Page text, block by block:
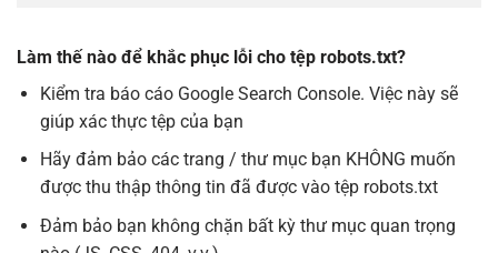
Làm thế nào để khắc phục lỗi cho tệp robots.txt?
Kiểm tra báo cáo Google Search Console. Việc này sẽ
giúp xác thực tệp của bạn
Hãy đảm bảo các trang / thư mục bạn KHÔNG muốn
được thu thập thông tin đã được vào tệp robots.txt
Đảm bảo bạn không chặn bất kỳ thư mục quan trọng